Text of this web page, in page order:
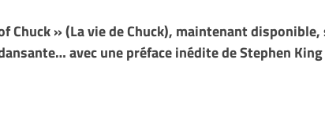
Chuck » (La vie de Chuck), maintenant
avec une préface inédite de Stephen